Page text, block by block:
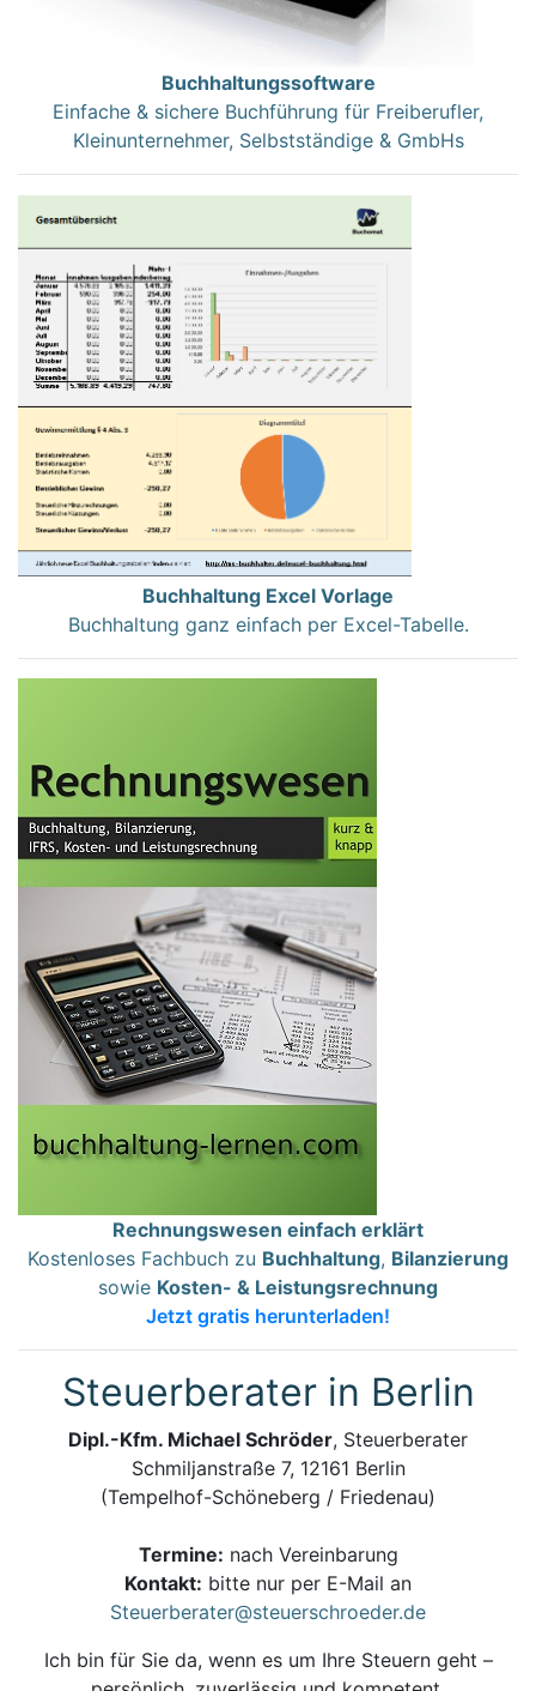
Buchhaltungssoftware
Einfache & sichere Buchführung für Freiberufler,
Kleinunternehmer, Selbstständige & GmbHs
Buchhaltung Excel Vorlage
Buchhaltung ganz einfach per Excel-Tabelle.
Rechnungswesen einfach erklärt
Kostenloses Fachbuch zu Buchhaltung, Bilanzierung
sowie Kosten- & Leistungsrechnung
Jetzt gratis herunterladen!
Steuerberater in Berlin
Dipl.-Kfm. Michael Schröder, Steuerberater
Schmiljanstraße 7, 12161 Berlin
(Tempelhof-Schöneberg / Friedenau)
Termine: nach Vereinbarung
Kontakt: bitte nur per E-Mail an
Steuerberater@steuerschroeder.de
Ich bin für Sie da, wenn es um Ihre Steuern geht –